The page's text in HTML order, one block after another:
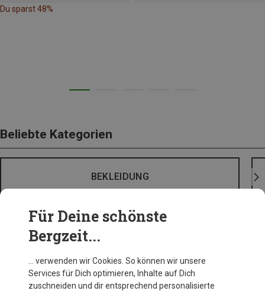
Du sparst 48%
Beliebte Kategorien
BEKLEIDUNG
Für Deine schönste
Bergzeit...
… verwenden wir Cookies. So können wir unsere
Services für Dich optimieren, Inhalte auf Dich
zuschneiden und dir entsprechend personalisierte